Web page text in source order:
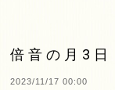
倍音の月3
2023/11/17 00:00